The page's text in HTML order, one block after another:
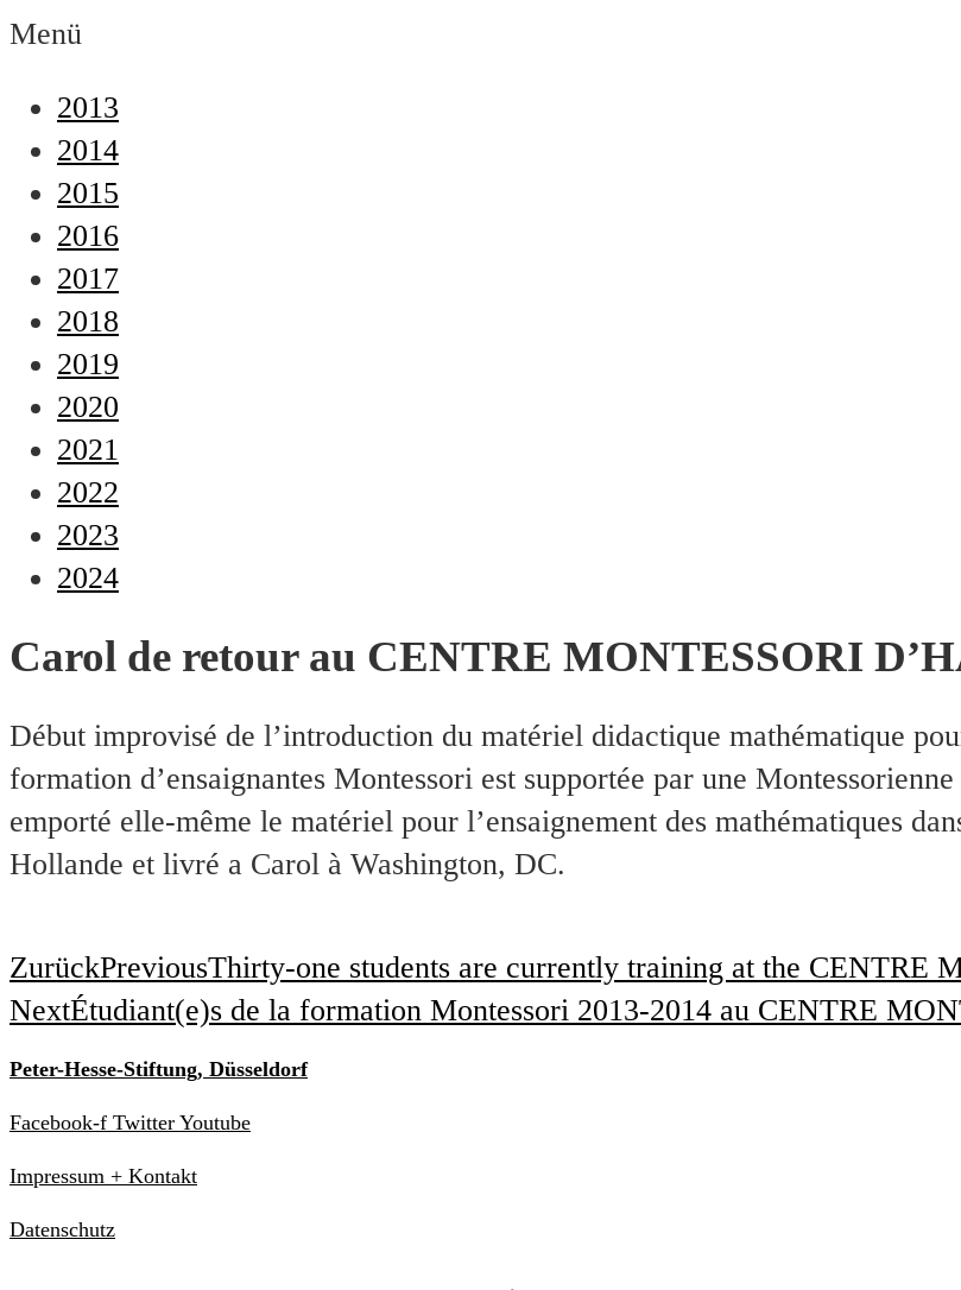
Menü
2013
2014
2015
2016
2017
2018
2019
2020
2021
2022
2023
2024
Carol de retour au CENTRE MONTESSORI
Début improvisé de l’introduction du matériel didactique mathématique
formation d’ensaignantes Montessori est supportée par une
emporté elle-même le matériel pour l’ensaignement des mathématiques
Hollande et livré a Carol à Washington, DC.
ZurückPreviousThirty-one students are currently training at the CENTRE
NextÉtudiant(e)s de la formation Montessori 2013-2014 au CENTRE
Peter-Hesse-Stiftung, Düsseldorf
Facebook-f Twitter Youtube
Impressum + Kontakt
Datenschutz